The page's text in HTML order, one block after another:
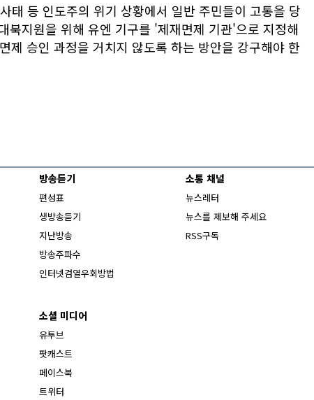
태 등 인도주의 위기 상황에서 일반 주민들이 고통을 당
북지원을 위해 유엔 기구를 '제재면제 기관'으로 지정해
제 승인 과정을 거치지 않도록 하는 방안을 강구해야 한
방송듣기
편성표
생방송듣기
지난방송
방송주파수
인터넷검열우회방법
소셜 미디어
유투브
팟캐스트
페이스북
트위터
소통 채널
뉴스레터
뉴스를 제보해 주세요
RSS구독